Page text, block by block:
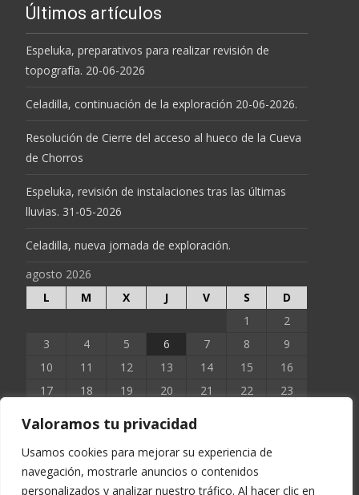
Valoramos tu privacidad
Usamos cookies para mejorar su experiencia de
navegación, mostrarle anuncios o contenidos
personalizados y analizar nuestro tráfico. Al hacer clic en
Últimos artículos
Espeluka, preparativos para realizar revisión de
topografía. 20-06-2026
Celadilla, continuación de la exploración 20-06-2026.
Resolución de Cierre del acceso al hueco de la Cueva
de Chorros
Espeluka, revisión de instalaciones tras las últimas
lluvias. 31-05-2026
Celadilla, nueva jornada de exploración.
agosto 2026
L
M X J V S
D
1
2
3
4 5 6 7 8
9
10
11 12 13 14 15
16
17
18 19 20 21 22
23
« Jun